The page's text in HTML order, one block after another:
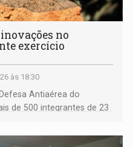
no
exercício
às 18:30
Antiaérea do
de 500 integrantes de 23